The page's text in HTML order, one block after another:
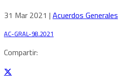
31 Mar 2021 | Acuerdos Generales
AC-GRAL-98.2021
Compartir: